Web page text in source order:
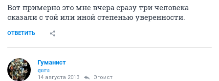
Вот примерно это мне вчера сразу три человека
сказали с той или иной степенью уверенности.
ОТВЕТИТЬ
Гуманист
guru
14 августа 2013 Эгоист